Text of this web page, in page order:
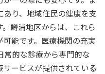
り、地域住民の健康を支
鱒浦地区からは、これら
能です。医療機関の充実
常的な診療から専門的な
ービスが提供されている